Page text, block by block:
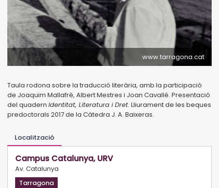
www.tarragona.cat
Taula rodona sobre la traducció literària, amb la participació
de Joaquim Mallafrè, Albert Mestres i Joan Cavallé. Presentació
del quadern Identitat, Literatura i Dret. Lliurament de les beques
predoctorals 2017 de la Càtedra J. A. Baixeras.
Localització
Campus Catalunya, URV
Av. Catalunya
Tarragona